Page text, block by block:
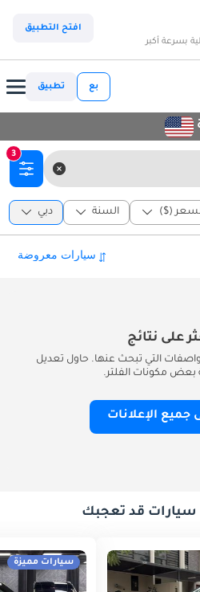
بسرعة أكبر
افتح التطبيق
بع تطبيق
3
($) السنة دبي
على نتائج
التي تبحث عنها. حاول تعديل
بعض مكونات الفلتر.
جميع الإعلانات
سيارات قد تعجبك
سيارات مميزة